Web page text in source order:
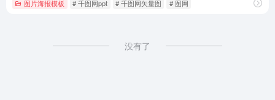
图片海报模板 # 千图网ppt # 千图网矢量图 # 图网
没有了